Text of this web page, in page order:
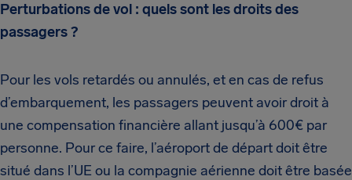
Perturbations de vol : quels sont les droits des
passagers ?
Pour les vols retardés ou annulés, et en cas de refus
d’embarquement, les passagers peuvent avoir droit à
une compensation financière allant jusqu’à 600€ par
personne. Pour ce faire, l’aéroport de départ doit être
situé dans l’UE ou la compagnie aérienne doit être basée